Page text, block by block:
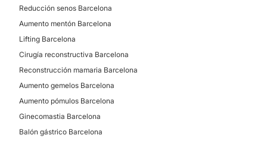
Reducción senos Barcelona
Aumento mentón Barcelona
Lifting Barcelona
Cirugía reconstructiva Barcelona
Reconstrucción mamaria Barcelona
Aumento gemelos Barcelona
Aumento pómulos Barcelona
Ginecomastia Barcelona
Balón gástrico Barcelona